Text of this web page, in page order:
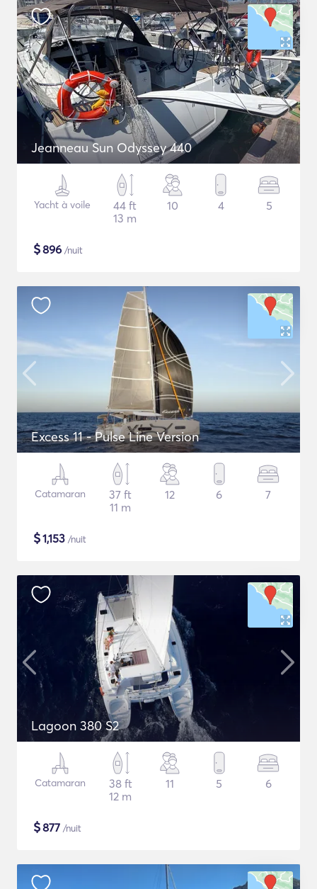
Jeanneau Sun Odyssey 440
Yacht à voile
44 ft
13 m
10 4 5
$896 /nuit
Excess 11 - Pulse Line Version
Catamaran
37 ft
11 m
12 6 7
$1,153 /nuit
Lagoon 380 S2
Catamaran
38 ft
12 m
11 5 6
$877 /nuit